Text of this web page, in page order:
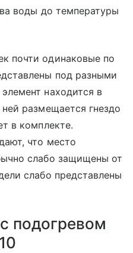
воды до температуры
почти одинаковые по
под разными
находится в
размещается гнездо
в комплекте.
что место
слабо защищены от
слабо представлены
подогревом